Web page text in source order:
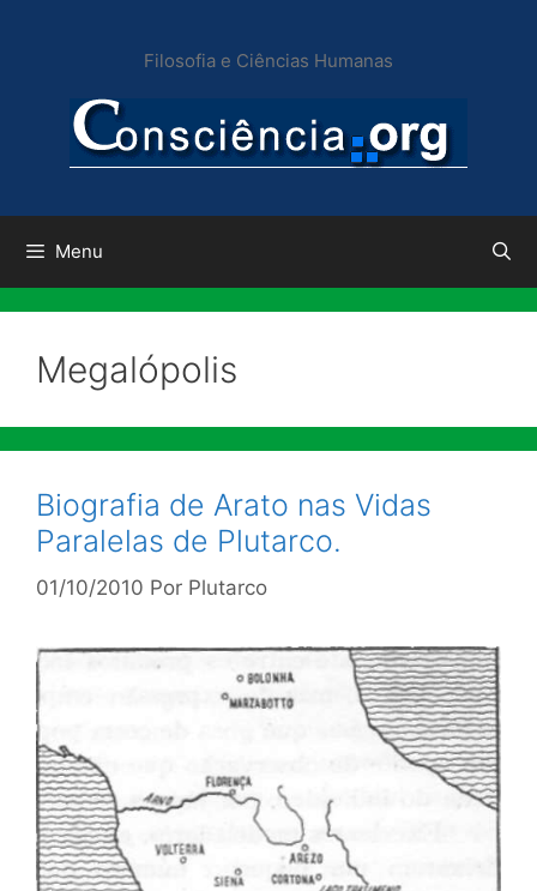
conteúdo
Filosofia e Ciências Humanas
Menu
Megalópolis
Biografia de Arato nas Vidas
Paralelas de Plutarco.
01/10/2010 Por Plutarco